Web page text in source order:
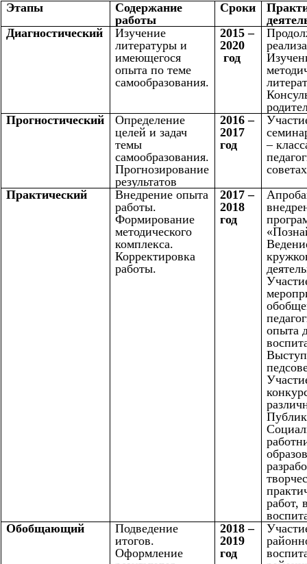
Этапы
Содержание
работы
Сроки
Диагностический
Изучение
литературы и
имеющегося
опыта по теме
самообразования.
2015 –
2020
год
Прогностический
Определение
целей и задач
темы
самообразования.
Прогнозирование
результатов
2016 –
2017
год
–
Практический
Внедрение опыта
работы.
Формирование
методического
комплекса.
Корректировка
работы.
2017 –
2018
год
опыта
работ,
Обобщающий
Подведение
итогов.
Оформление
2018 –
2019
год